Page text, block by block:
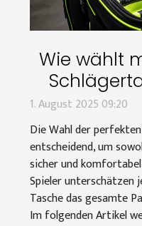
Wie wählt
1. August 2025 09:20
Die Wahl der
entscheidend, um
sicher und
Spieler unterschätzen
Tasche das gesamte
Im folgenden Artikel